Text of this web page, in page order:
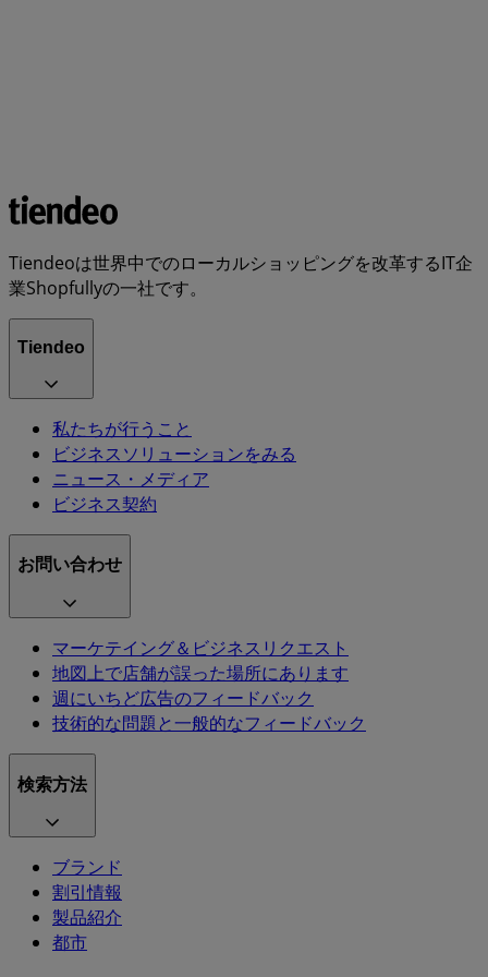
Tiendeoは世界中でのローカルショッピングを改革するIT企
業Shopfullyの一社です。
Tiendeo
私たちが行うこと
ビジネスソリューションをみる
ニュース・メディア
ビジネス契約
お問い合わせ
マーケテイング＆ビジネスリクエスト
地図上で店舗が誤った場所にあります
週にいちど広告のフィードバック
技術的な問題と一般的なフィードバック
検索方法
ブランド
割引情報
製品紹介
都市